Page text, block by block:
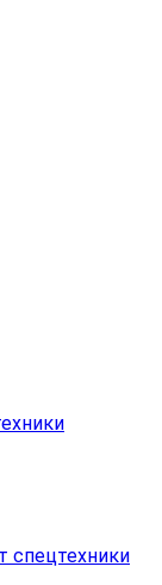
спецтехники